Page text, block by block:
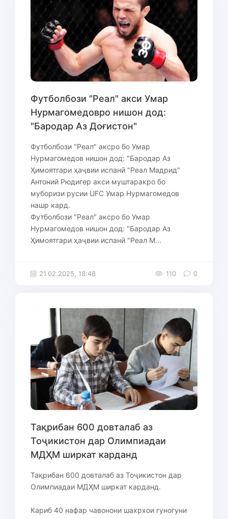
Футболбози "Реал" акси Умар
Нурмагомедовро нишон дод:
"Бародар Аз Доғистон"
Футболбози "Реал" аксро бо Умар
Нурмагомедов нишон дод: "Бародар Аз
Ҳимоятгари ҳаҷвии испанӣ "Реал Мадрид"
Антоний Рюдигер акси муштаракро бо
муборизи русии UFC Умар Нурмагомедов
нашр кард.
Футболбози "Реал" аксро бо Умар
Нурмагомедов нишон дод: "Бародар Аз
Ҳимоятгари ҳаҷвии испанӣ "Реал М...
21.02.2025, 18:48 110 0
Тақрибан 600 довталаб аз
Тоҷикистон дар Олимпиадаи
МДҲМ ширкат карданд
Тақрибан 600 довталаб аз Тоҷикистон дар
Олимпиадаи МДҲМ ширкат карданд.
Кариб 40 нафар чавонони шахрхои гуногуни